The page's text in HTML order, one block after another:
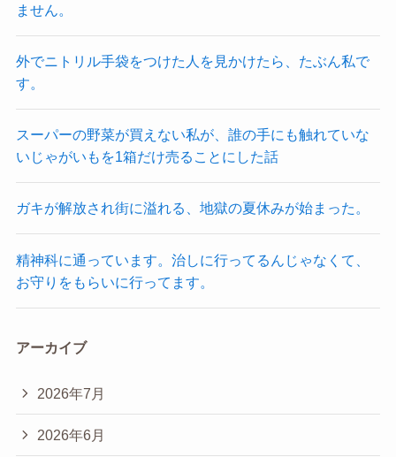
ません。
外でニトリル手袋をつけた人を見かけたら、たぶん私で
す。
スーパーの野菜が買えない私が、誰の手にも触れていな
いじゃがいもを1箱だけ売ることにした話
ガキが解放され街に溢れる、地獄の夏休みが始まった。
精神科に通っています。治しに行ってるんじゃなくて、
お守りをもらいに行ってます。
アーカイブ
2026年7月
2026年6月